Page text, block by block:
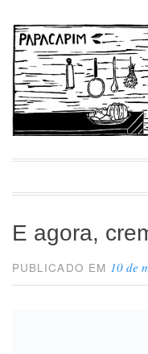
para
conteúdo
E agora,
PUBLICADO EM 10 de